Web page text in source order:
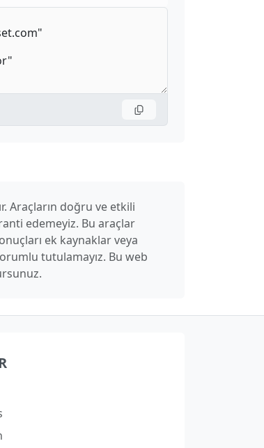
Araçların doğru ve etkili
edemeyiz. Bu araçlar
ek kaynaklar veya
tutulamayız. Bu web